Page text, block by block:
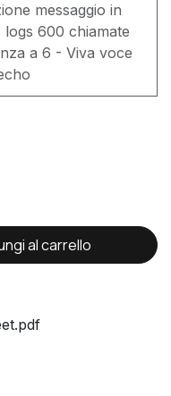
messaggio in
600 chiamate
a 6 - Viva voce
al carrello